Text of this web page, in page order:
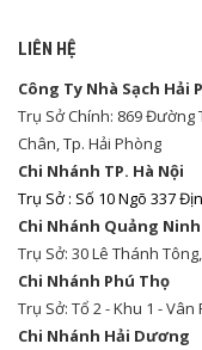
LIÊN HỆ
Công Ty Nhà Sạch Hải
Trụ Sở Chính: 869 Đường
Chân, Tp. Hải Phòng
Chi Nhánh TP. Hà Nội
Trụ Sở : Số 10 Ngõ 337
Chi Nhánh Quảng Ninh
Trụ Sở: 30 Lê Thánh
Chi Nhánh Phú Thọ
Trụ Sở: Tổ 2 - Khu 1 - Vân
Chi Nhánh Hải Dương